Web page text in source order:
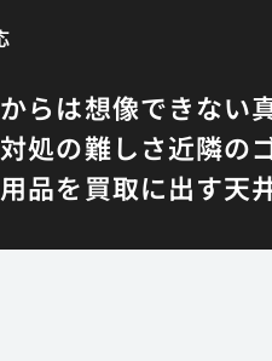
らは想像できない
処の難しさ近隣の
品を買取に出す天